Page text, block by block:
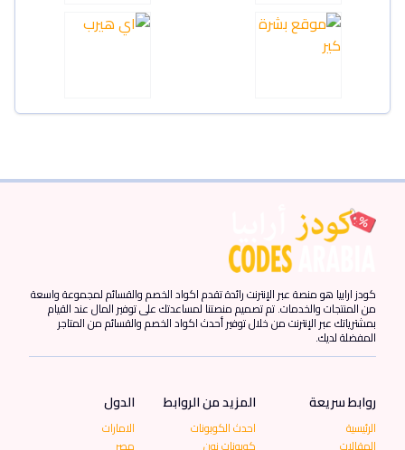
كودز ارابيا هو منصة عبر الإنترنت رائدة تقدم اكواد الخصم والقسائم لمجموعة واسعة
من المنتجات والخدمات. تم تصميم منصتنا لمساعدتك على توفير المال عند القيام
بمشترياتك عبر الإنترنت من خلال توفير أحدث اكواد الخصم والقسائم من المتاجر
المفضلة لديك.
روابط سريعة
الرئيسية
المقالات
المزيد من الروابط
احدث الكوبونات
كوبونات نون
الدول
الامارات
مصر